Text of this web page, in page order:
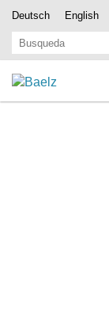
Deutsch English